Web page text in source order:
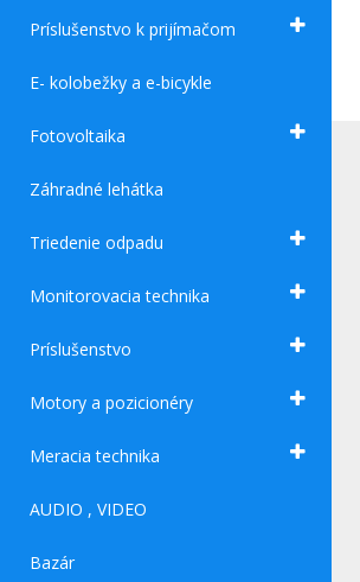
Príslušenstvo k prijímačom
E- kolobežky a e-bicykle
Fotovoltaika
Záhradné lehátka
Triedenie odpadu
Monitorovacia technika
Príslušenstvo
Motory a pozicionéry
Meracia technika
AUDIO , VIDEO
Bazár